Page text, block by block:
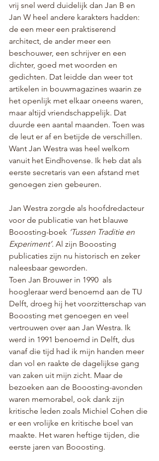
vrij snel werd duidelijk dan Jan B en
Jan W heel andere karakters hadden:
de een meer een praktiserend
architect, de ander meer een
beschouwer, een schrijver en een
dichter, goed met woorden en
gedichten. Dat leidde dan weer tot
artikelen in bouwmagazines waarin ze
het openlijk met elkaar oneens waren,
maar altijd vriendschappelijk. Dat
duurde een aantal maanden. Toen was
de leut er af en betijde de verschillen.
Want Jan Westra was heel welkom
vanuit het Eindhovense. Ik heb dat als
eerste secretaris van een afstand met
genoegen zien gebeuren.
Jan Westra zorgde als hoofdredacteur
voor de publicatie van het blauwe
Booosting-boek ‘Tussen Traditie en
Experiment’. Al zijn Booosting
publicaties zijn nu historisch en zeker
naleesbaar geworden.
Toen Jan Brouwer in 1990  als
hoogleraar werd benoemd aan de TU
Delft, droeg hij het voorzitterschap van
Booosting met genoegen en veel
vertrouwen over aan Jan Westra. Ik
werd in 1991 benoemd in Delft, dus
vanaf die tijd had ik mijn handen meer
dan vol en raakte de dagelijkse gang
van zaken uit mijn zicht. Maar de
bezoeken aan de Booosting-avonden
waren memorabel, ook dank zijn
kritische leden zoals Michiel Cohen die
er een vrolijke en kritische boel van
maakte. Het waren heftige tijden, die
eerste jaren van Booosting.